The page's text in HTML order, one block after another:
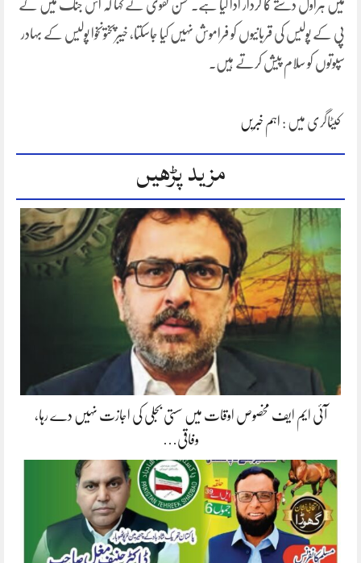
میں ہراول دستے کا کردار ادا کیا ہے۔محسن نقوی نے کہا کہ اس جنگ میں کے
پی کے پولیس کی قربانیوں کو فراموش نہیں کیا جاسکتا، خیبرپختونخوا پولیس کے بہادر
سپوتوں کو سلام پیش کرتے ہیں۔
کیٹاگری میں : اہم خبریں
مزید پڑھیں
آئی ایم ایف مخصوص اوقات میں سستی بجلی کی اجازت نہیں دے رہا،
وفاقی…